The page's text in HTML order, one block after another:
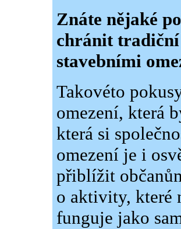
Znáte nějaké
chránit tradiční
stavebními
Takovéto
omezení, která
která si
omezení je i
přiblížit
o aktivity, které
funguje jako